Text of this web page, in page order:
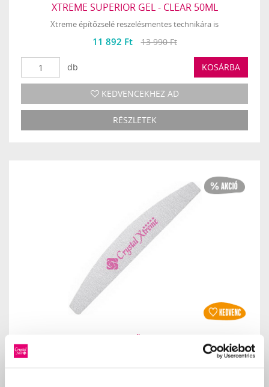
XTREME SUPERIOR GEL - CLEAR 50ML
Xtreme építőzselé reszelésmentes technikára is
11 892 Ft 13 990 Ft
db KOSÁRBA
KEDVENCEKHEZ AD
RÉSZLETEK